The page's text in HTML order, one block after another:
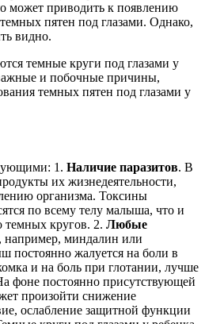
может приводить к появлению
пятен под глазами. Однако,
видно.
темные круги под глазами у
и побочные причины,
темных пятен под глазами у
1. Наличие паразитов. В
их жизнедеятельности,
организма. Токсины
по всему телу малыша, что и
темных кругов. 2. Любые
, например, миндалин или
постоянно жалуется на боли в
и на боль при глотании, лучше
фоне постоянно присутствующей
произойти снижение
ослабление защитной функции